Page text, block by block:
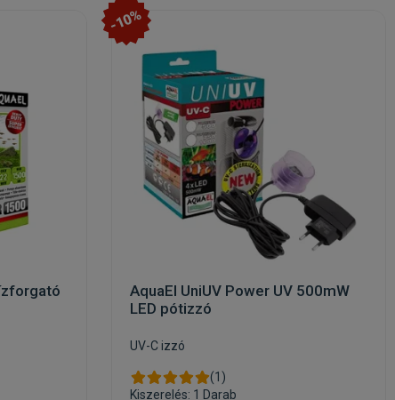
-10%
AquaEl UniUV Power UV 500mW
LED pótizzó
UV-C izzó
(1)
Kiszerelés: 1 Darab